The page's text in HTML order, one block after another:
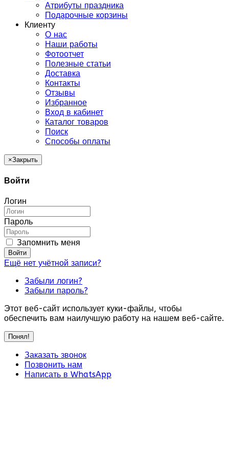
Атрибуты праздника
Подарочные корзины
Клиенту
О нас
Наши работы
Фотоотчет
Полезные статьи
Доставка
Контакты
Отзывы
Избранное
Вход в кабинет
Каталог товаров
Поиск
Способы оплаты
×Закрыть
Войти
Логин
Пароль
Запомнить меня
Войти
Ещё нет учётной записи?
Забыли логин?
Забыли пароль?
Этот веб-сайт использует куки-файлы, чтобы
обеспечить вам наилучшую работу на нашем веб-сайте.
Понял!
Заказать звонок
Позвонить нам
Написать в WhatsApp